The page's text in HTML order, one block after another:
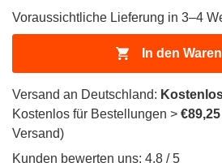
ProductDropProductDrop
Voraussichtliche Lieferung in 3–4
In den
Versand an Deutschland:
Kostenlos für Bestellungen > €89,25
Versand)
Kunden bewerten uns: 4.8 / 5